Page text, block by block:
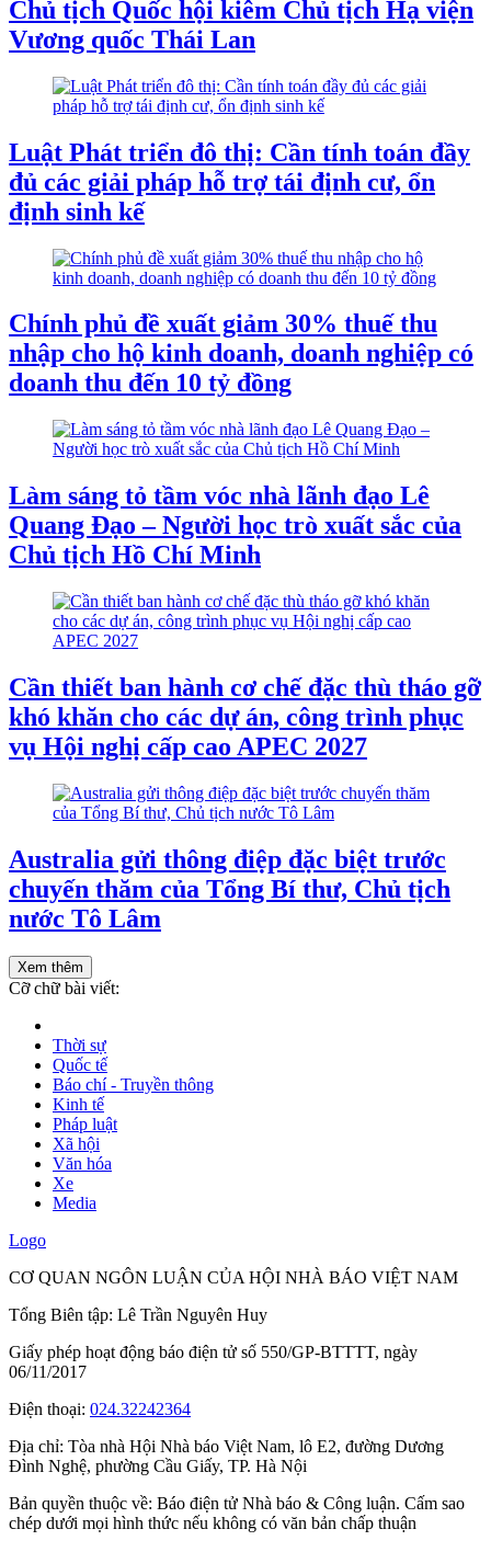
Chủ tịch Quốc hội kiêm Chủ tịch Hạ viện
Vương quốc Thái Lan
Luật Phát triển đô thị: Cần tính toán đầy
đủ các giải pháp hỗ trợ tái định cư, ổn
định sinh kế
Chính phủ đề xuất giảm 30% thuế thu
nhập cho hộ kinh doanh, doanh nghiệp có
doanh thu đến 10 tỷ đồng
Làm sáng tỏ tầm vóc nhà lãnh đạo Lê
Quang Đạo – Người học trò xuất sắc của
Chủ tịch Hồ Chí Minh
Cần thiết ban hành cơ chế đặc thù tháo gỡ
khó khăn cho các dự án, công trình phục
vụ Hội nghị cấp cao APEC 2027
Australia gửi thông điệp đặc biệt trước
chuyến thăm của Tổng Bí thư, Chủ tịch
nước Tô Lâm
Xem thêm
Cỡ chữ bài viết:
Thời sự
Quốc tế
Báo chí - Truyền thông
Kinh tế
Pháp luật
Xã hội
Văn hóa
Xe
Media
Logo
CƠ QUAN NGÔN LUẬN CỦA HỘI NHÀ BÁO VIỆT NAM
Tổng Biên tập: Lê Trần Nguyên Huy
Giấy phép hoạt động báo điện tử số 550/GP-BTTTT, ngày
06/11/2017
Điện thoại: 024.32242364
Địa chỉ: Tòa nhà Hội Nhà báo Việt Nam, lô E2, đường Dương
Đình Nghệ, phường Cầu Giấy, TP. Hà Nội
Bản quyền thuộc về: Báo điện tử Nhà báo & Công luận. Cấm sao
chép dưới mọi hình thức nếu không có văn bản chấp thuận